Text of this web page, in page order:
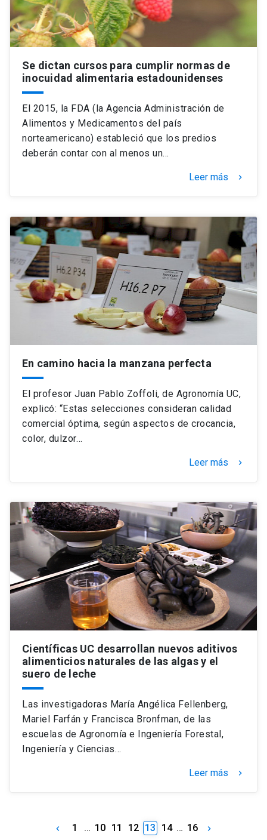
Se dictan cursos para cumplir normas de
inocuidad alimentaria estadounidenses
El 2015, la FDA (la Agencia Administración de
Alimentos y Medicamentos del país
norteamericano) estableció que los predios
deberán contar con al menos un…
Leer más keyboard_arrow_right
En camino hacia la manzana perfecta
El profesor Juan Pablo Zoffoli, de Agronomía UC,
explicó: “Estas selecciones consideran calidad
comercial óptima, según aspectos de crocancia,
color, dulzor…
Leer más keyboard_arrow_right
Científicas UC desarrollan nuevos aditivos
alimenticios naturales de las algas y el
suero de leche
Las investigadoras María Angélica Fellenberg,
Mariel Farfán y Francisca Bronfman, de las
escuelas de Agronomía e Ingeniería Forestal,
Ingeniería y Ciencias…
Leer más keyboard_arrow_right
keyboard_arrow_left 1 … 10 11 12 13 14 … 16 keyboard_arrow_right